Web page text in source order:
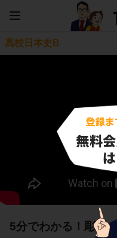
高校日本史B
5分でわかる！彫刻